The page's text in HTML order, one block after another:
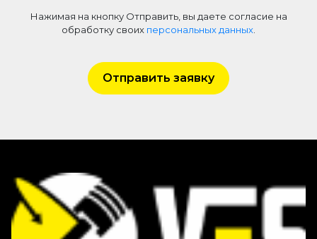
Нажимая на кнопку Отправить, вы даете согласие на
обработку своих персональных данных
Отправить заявку